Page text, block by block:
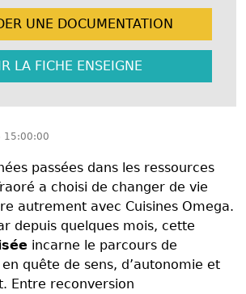
UNE DOCUMENTATION
LA FICHE ENSEIGNE
15:00:00
passées dans les ressources
a choisi de changer de vie
autrement avec Cuisines Omega.
depuis quelques mois, cette
incarne le parcours de
quête de sens, d’autonomie et
Entre reconversion